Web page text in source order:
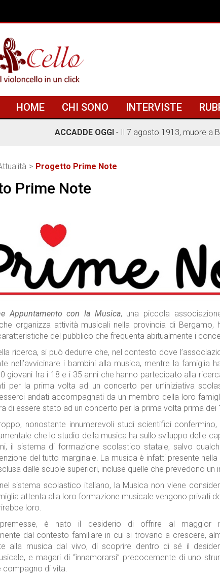
HOME CHI SONO INTERVISTE
ACCADDE OGGI - Il 7 agosto 1913, muore a
Progetto Prime Note
Prime Note
Appuntamento con la Musica, una piccola
organizza attività musicali nella provincia di
del pubblico che frequenta abitualmente i
ricerca, si può dedurre che, nel contesto dove
nell’avvicinare i bambini alla musica, mentre la famiglia
giovani fra i 18 e i 35 anni che hanno partecipato alla
per la prima volta ad un concerto per un’iniziativa
andati accompagnati da un membro della loro
di essere stato ad un concerto per la prima volta prima dei
nonostante innumerevoli studi scientifici
che lo studio della musica ha sullo sviluppo delle
il sistema di formazione scolastico statale, salvo
del tutto marginale. La musica è infatti presente
dalle scuole superiori, incluse quelle che prevedono un
sistema scolastico italiano, la Musica non viene
attenta alla loro formazione musicale vengono privati
loro.
è nato il desiderio di offrire al maggior
dal contesto familiare in cui si trovano a crescere,
alla musica dal vivo, di scoprire dentro di sé il
e magari di “innamorarsi” precocemente di uno
compagno di vita.